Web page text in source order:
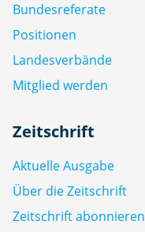
Bundesreferate
Positionen
Landesverbände
Mitglied werden
Zeitschrift
Aktuelle Ausgabe
Über die Zeitschrift
Zeitschrift abonnieren